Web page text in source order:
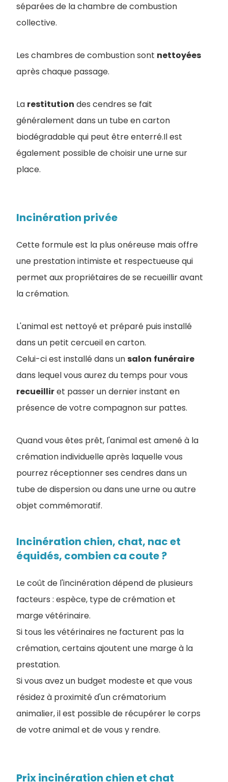
séparées de la chambre de combustion
collective.
Les chambres de combustion sont nettoyées
après chaque passage.
La restitution des cendres se fait
généralement dans un tube en carton
biodégradable qui peut être enterré.Il est
également possible de choisir une urne sur
place.
Incinération privée
Cette formule est la plus onéreuse mais offre
une prestation intimiste et respectueuse qui
permet aux propriétaires de se recueillir avant
la crémation.
L'animal est nettoyé et préparé puis installé
dans un petit cercueil en carton.
Celui-ci est installé dans unsalon funéraire
dans lequel vous aurez du temps pour vous
recueilliret passer un dernier instant en
présence de votre compagnon sur pattes.
Quand vous êtes prêt, l'animal est amené à la
crémation individuelle après laquelle vous
pourrez réceptionner ses cendres dans un
tube de dispersion ou dans une urne ou autre
objet commémoratif.
Incinération chien, chat, nac et
équidés, combien ca coute ?
Le coût de l'incinération dépend de plusieurs
facteurs : espèce, type de crémation et
marge vétérinaire.
Si tous les vétérinaires ne facturent pas la
crémation, certains ajoutent une marge à la
prestation.
Si vous avez un budget modeste et que vous
résidez à proximité d'un crématorium
animalier, il est possible de récupérer le corps
de votre animal et de vous y rendre.
Prix incinération chien et chat